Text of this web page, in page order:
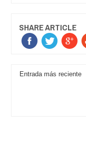
SHARE ARTICLE
Entrada más reciente